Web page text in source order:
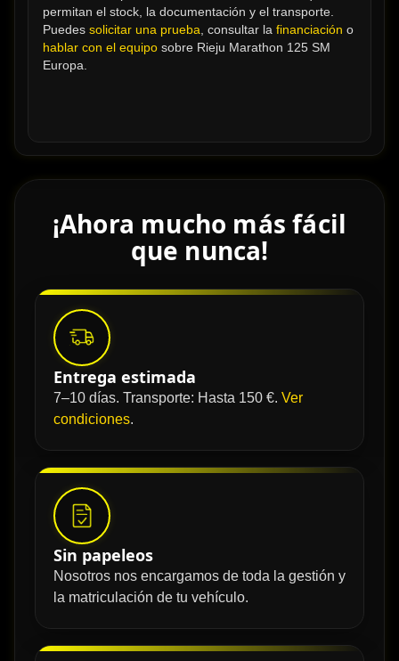
permitan el stock, la documentación y el transporte.
Puedes solicitar una prueba , consultar la financiación
hablar con el equipo sobre Rieju Marathon 125 SM
Europa.
¡Ahora mucho más fácil
que nunca!
Entrega estimada
7–10 días. Transporte: Hasta 150 €. Ver
condiciones.
Sin papeleos
Nosotros nos encargamos de toda la gestión y
la matriculación de tu vehículo.